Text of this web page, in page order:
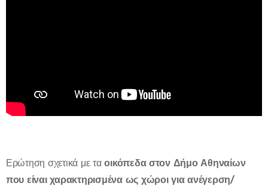
Ερώτηση σχετικά με ταοικόπεδα στον Δήμο Αθηναίων
που είναι χαρακτηρισμένα ως χώροι για ανέγερση/